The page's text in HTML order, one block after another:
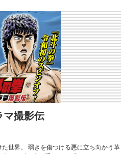
マ撮影伝
世界。 弱きを傷つける悪に立ち向かう革